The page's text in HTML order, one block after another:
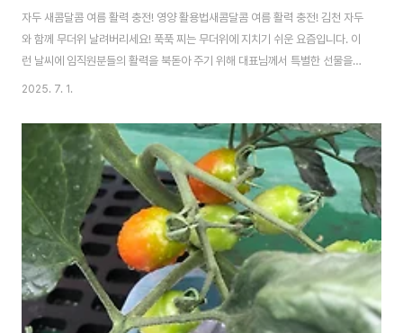
자두 새콤달콤 여름 활력 충전! 영양 활용법새콤달콤 여름 활력 충전! 김천 자두
와 함께 무더위 날려버리세요! 푹푹 찌는 무더위에 지치기 쉬운 요즘입니다. 이
런 날씨에 임직원분들의 활력을 북돋아 주기 위해 대표님께서 특별한 선물을
준비해 주셨습니다! 바로, 새콤달콤한 김천 자두입니다. 전 직원에게 새콤달콤
풍부한 영양을 자랑합니다. 한입 베어 물면 터져 나오는 새콤달콤한 과즙은 물
론, 다양한 건강상의 이점까지 선사하죠.여름철 건강 지킴이 자두의 풍부한 영
양부터 놀라운 건강상의 장점, 그리고 일상에서 맛있게 즐길 수 있는 다양한 활
용 방법까지 자세히 알아보겠습니다. 🍑 자두, 어떤 영양소를 품고 있을까?자
두는 크기는 작지만 그 안에 ..
2025. 7. 1.